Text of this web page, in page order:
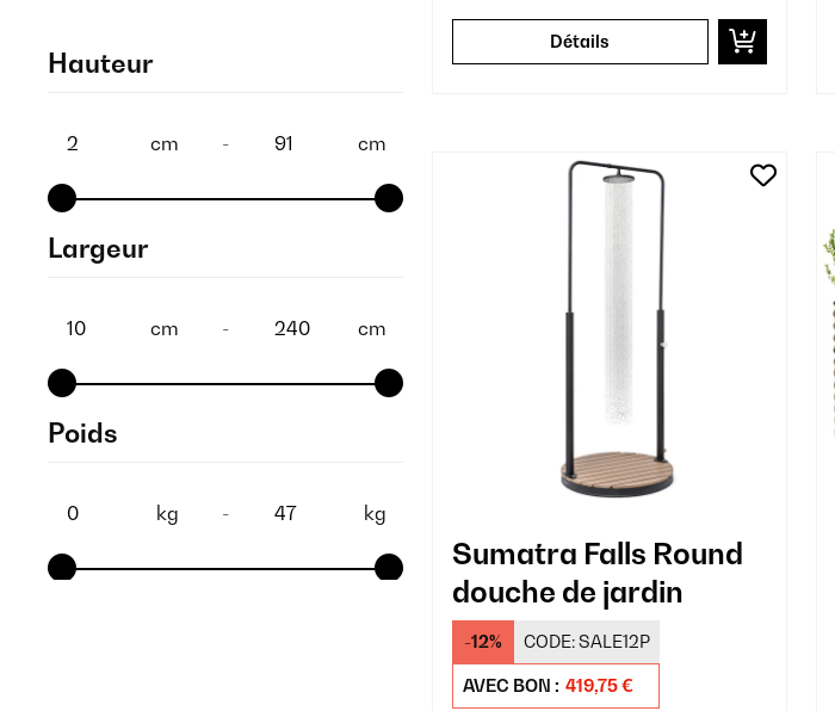
Hauteur
cm - cm
Largeur
cm - cm
Poids
kg - kg
Détails
Sumatra Falls Round
douche de jardin
-12% CODE:SALE12P
AVEC BON : 419,75 €